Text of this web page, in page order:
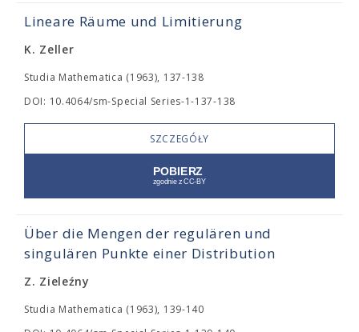
Lineare Räume und Limitierung
K. Zeller
Studia Mathematica (1963), 137-138
DOI: 10.4064/sm-Special Series-1-137-138
SZCZEGÓŁY
Über die Mengen der regulären und
singulären Punkte einer Distribution
Z. Zieleźny
Studia Mathematica (1963), 139-140